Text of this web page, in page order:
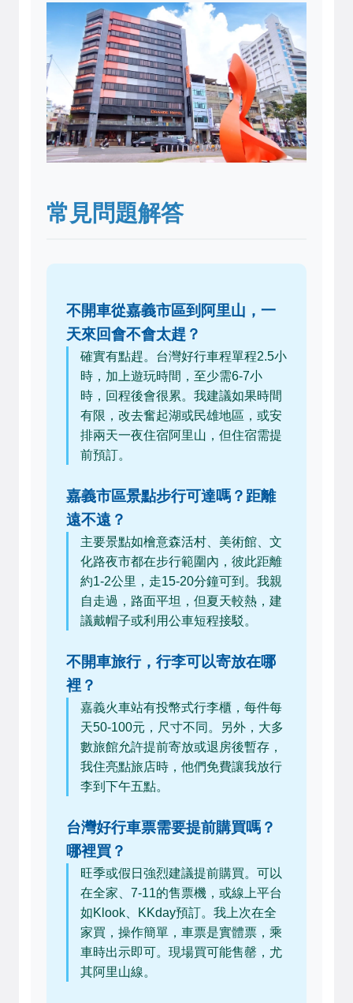
常見問題解答
不開車從嘉義市區到阿里山，一
天來回會不會太趕？
確實有點趕。台灣好行車程單程2.5小
時，加上遊玩時間，至少需6-7小
時，回程後會很累。我建議如果時間
有限，改去奮起湖或民雄地區，或安
排兩天一夜住宿阿里山，但住宿需提
前預訂。
嘉義市區景點步行可達嗎？距離
遠不遠？
主要景點如檜意森活村、美術館、文
化路夜市都在步行範圍內，彼此距離
約1-2公里，走15-20分鐘可到。我親
自走過，路面平坦，但夏天較熱，建
議戴帽子或利用公車短程接駁。
不開車旅行，行李可以寄放在哪
裡？
嘉義火車站有投幣式行李櫃，每件每
天50-100元，尺寸不同。另外，大多
數旅館允許提前寄放或退房後暫存，
我住亮點旅店時，他們免費讓我放行
李到下午五點。
台灣好行車票需要提前購買嗎？
哪裡買？
旺季或假日強烈建議提前購買。可以
在全家、7-11的售票機，或線上平台
如Klook、KKday預訂。我上次在全
家買，操作簡單，車票是實體票，乘
車時出示即可。現場買可能售罄，尤
其阿里山線。